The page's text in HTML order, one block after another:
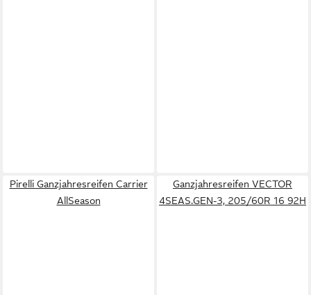
Pirelli Ganzjahresreifen Carrier
AllSeason
Ganzjahresreifen VECTOR
4SEAS.GEN-3, 205/60R 16 92H